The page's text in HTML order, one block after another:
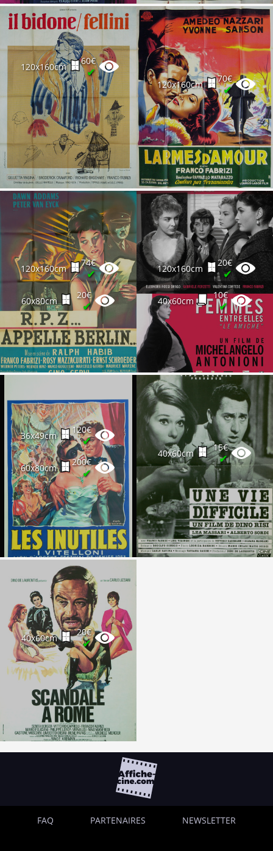
120x160cm
60€
✔
120x160cm
70€
✔
120x160cm
74€
✔
60x80cm
20€
✔
120x160cm
20€
✔
40x60cm
10€
✔
36x49cm
120€
✔
60x80cm
200€
✔
40x60cm
15€
✔
40x60cm
20€
✔
FAQ PARTENAIRES NEWSLETTER